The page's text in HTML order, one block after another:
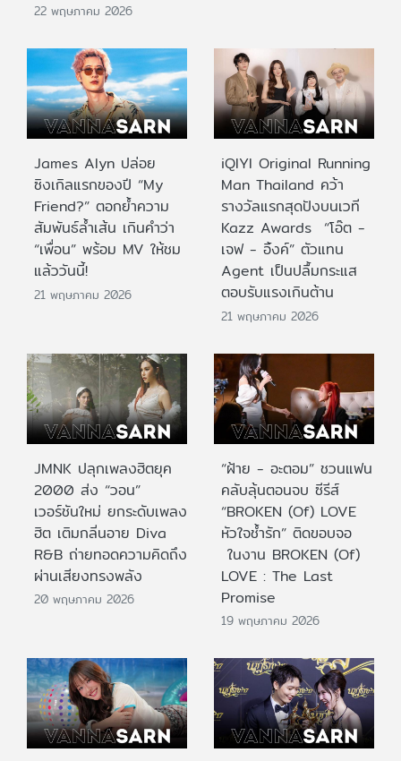
22 พฤษภาคม 2026
James Alyn ปล่อย
ซิงเกิลแรกของปี “My
Friend?” ตอกย้ำความ
สัมพันธ์ล้ำเส้น เกินคำว่า
“เพื่อน” พร้อม MV ให้ชม
แล้ววันนี้!
21 พฤษภาคม 2026
iQIYI Original Running
Man Thailand คว้า
รางวัลแรกสุดปังบนเวที
Kazz Awards “โอ๊ต -
เจฟ - อิ้งค์” ตัวแทน
Agent เป็นปลื้มกระแส
ตอบรับแรงเกินต้าน
21 พฤษภาคม 2026
JMNK ปลุกเพลงฮิตยุค
2000 ส่ง “วอน”
เวอร์ชันใหม่ ยกระดับเพลง
ฮิต เติมกลิ่นอาย Diva
R&B ถ่ายทอดความคิดถึง
ผ่านเสียงทรงพลัง
20 พฤษภาคม 2026
“ฝ้าย - อะตอม” ชวนแฟน
คลับลุ้นตอนจบ ซีรีส์
“BROKEN (Of) LOVE
หัวใจช้ำรัก” ติดขอบจอ
ในงาน BROKEN (Of)
LOVE : The Last
Promise
19 พฤษภาคม 2026